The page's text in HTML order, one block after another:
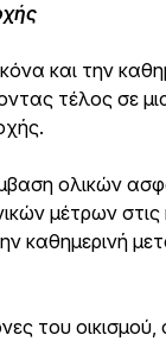
και την
τέλος σε
ολικών
μέτρων στις
καθημερινή
του οικισμού,